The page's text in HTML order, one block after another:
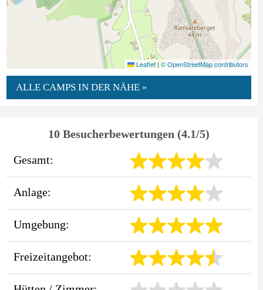
Leaflet |© OpenStreetMap contributors
ALLE CAMPS IN DER NÄHE »
10 Besucherbewertungen (4.1/5)
Gesamt:
Anlage:
Umgebung:
Freizeitangebot: